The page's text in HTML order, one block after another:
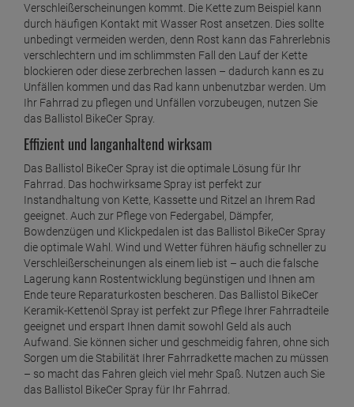
Verschleißerscheinungen kommt. Die Kette zum Beispiel kann
durch häufigen Kontakt mit Wasser Rost ansetzen. Dies sollte
unbedingt vermeiden werden, denn Rost kann das Fahrerlebnis
verschlechtern und im schlimmsten Fall den Lauf der Kette
blockieren oder diese zerbrechen lassen – dadurch kann es zu
Unfällen kommen und das Rad kann unbenutzbar werden. Um
Ihr Fahrrad zu pflegen und Unfällen vorzubeugen, nutzen Sie
das Ballistol BikeCer Spray.
Effizient und langanhaltend wirksam
Das Ballistol BikeCer Spray ist die optimale Lösung für Ihr
Fahrrad. Das hochwirksame Spray ist perfekt zur
Instandhaltung von Kette, Kassette und Ritzel an Ihrem Rad
geeignet. Auch zur Pflege von Federgabel, Dämpfer,
Bowdenzügen und Klickpedalen ist das Ballistol BikeCer Spray
die optimale Wahl. Wind und Wetter führen häufig schneller zu
Verschleißerscheinungen als einem lieb ist – auch die falsche
Lagerung kann Rostentwicklung begünstigen und Ihnen am
Ende teure Reparaturkosten bescheren. Das Ballistol BikeCer
Keramik-Kettenöl Spray ist perfekt zur Pflege Ihrer Fahrradteile
geeignet und erspart Ihnen damit sowohl Geld als auch
Aufwand. Sie können sicher und geschmeidig fahren, ohne sich
Sorgen um die Stabilität Ihrer Fahrradkette machen zu müssen
– so macht das Fahren gleich viel mehr Spaß. Nutzen auch Sie
das Ballistol BikeCer Spray für Ihr Fahrrad.